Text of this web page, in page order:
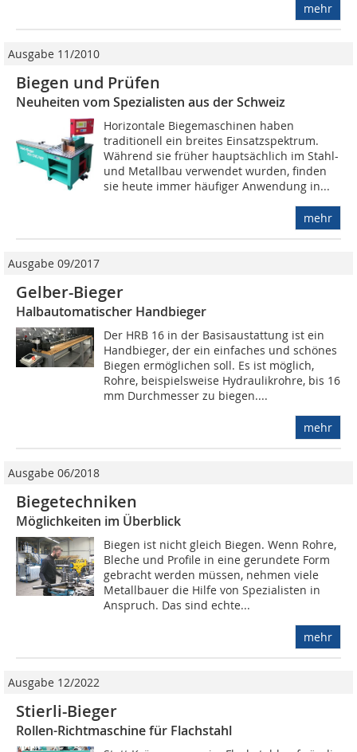
mehr
Ausgabe 11/2010
Biegen und Prüfen
Neuheiten vom Spezialisten aus der Schweiz
Horizontale Biegemaschinen haben
traditionell ein breites Einsatzspektrum.
Während sie früher hauptsächlich im Stahl-
und Metallbau verwendet wurden, finden
sie heute immer häufiger Anwendung in...
mehr
Ausgabe 09/2017
Gelber-Bieger
Halbautomatischer Handbieger
Der HRB 16 in der Basisaustattung ist ein
Handbieger, der ein einfaches und schönes
Biegen ermöglichen soll. Es ist möglich,
Rohre, beispielsweise Hydraulikrohre, bis 16
mm Durchmesser zu biegen....
mehr
Ausgabe 06/2018
Biegetechniken
Möglichkeiten im Überblick
Biegen ist nicht gleich Biegen. Wenn Rohre,
Bleche und Profile in eine gerundete Form
gebracht werden müssen, nehmen viele
Metallbauer die Hilfe von Spezialisten in
Anspruch. Das sind echte...
mehr
Ausgabe 12/2022
Stierli-Bieger
Rollen-Richtmaschine für Flachstahl